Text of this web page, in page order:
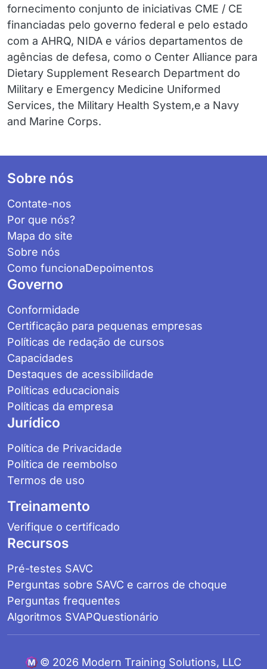
fornecimento conjunto de iniciativas CME / CE
financiadas pelo governo federal e pelo estado
com a AHRQ, NIDA e vários departamentos de
agências de defesa, como o Center Alliance para
Dietary Supplement Research Department do
Military e Emergency Medicine Uniformed
Services, the Military Health System,e a Navy
and Marine Corps.
Footer
Sobre nós
Contate-nos
Por que nós?
Mapa do site
Sobre nós
Como funcionaDepoimentos
Governo
Conformidade
Certificação para pequenas empresas
Políticas de redação de cursos
Capacidades
Destaques de acessibilidade
Políticas educacionais
Políticas da empresa
Jurídico
Política de Privacidade
Política de reembolso
Termos de uso
Treinamento
Verifique o certificado
Recursos
Pré-testes SAVC
Perguntas sobre SAVC e carros de choque
Perguntas frequentes
Algoritmos SVAPQuestionário
© 2026 Modern Training Solutions, LLC